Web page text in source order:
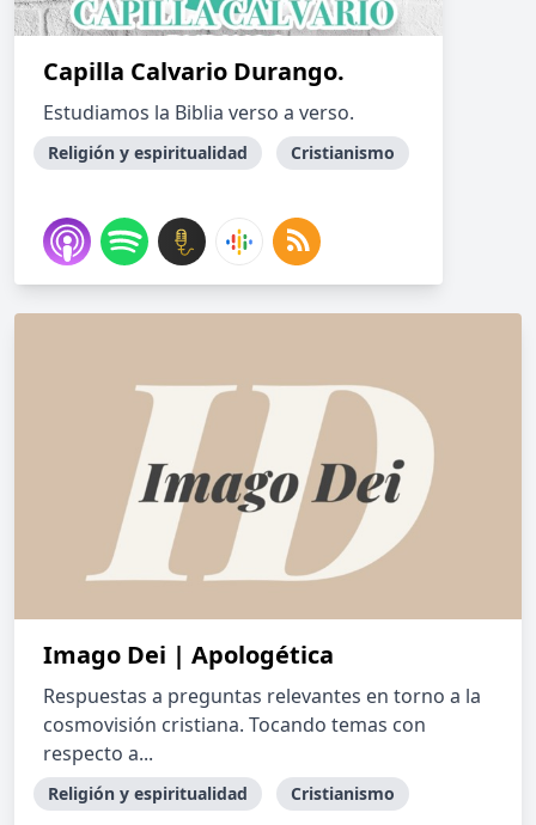
Capilla Calvario Durango.
Estudiamos la Biblia verso a verso.
Religión y espiritualidad Cristianismo
Imago Dei | Apologética
Respuestas a preguntas relevantes en torno a la
cosmovisión cristiana. Tocando temas con
respecto a...
Religión y espiritualidad Cristianismo